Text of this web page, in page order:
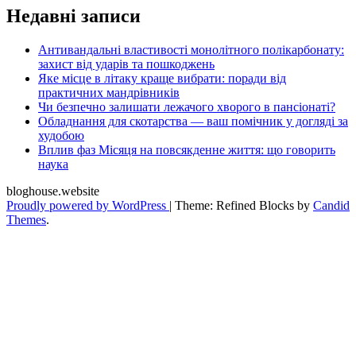
Недавні записи
Антивандальні властивості монолітного полікарбонату:
захист від ударів та пошкоджень
Яке місце в літаку краще вибрати: поради від
практичних мандрівників
Чи безпечно залишати лежачого хворого в пансіонаті?
Обладнання для скотарства — ваш помічник у догляді за
худобою
Вплив фаз Місяця на повсякденне життя: що говорить
наука
bloghouse.website
Proudly powered by WordPress | Theme: Refined Blocks by Candid
Themes.